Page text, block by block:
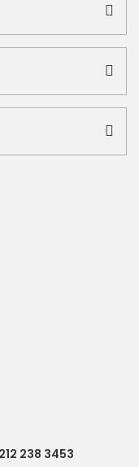
238 3453